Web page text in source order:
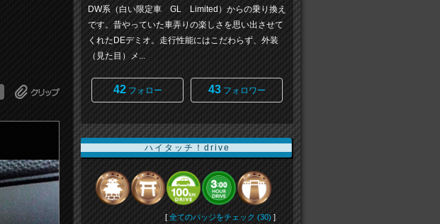
DW系（白い限定車 GL Limited）からの乗り換え
です。昔やっていた車弄りの楽しさを思い出させて
くれたDEデミオ。走行性能にはこだわらず、外装
（見た目）メ...
42フォロー 43フォロワー
ハイタッチ！drive
[ 全てのバッジをチェック (30) ]